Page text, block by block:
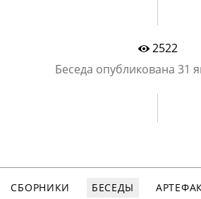
2522
Беседа опубликована 31
СБОРНИКИ БЕСЕДЫ